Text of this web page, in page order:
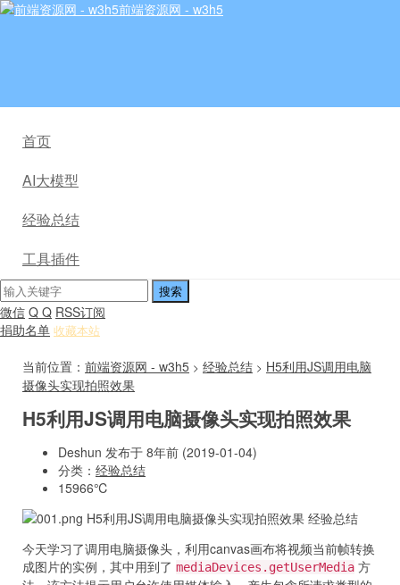
前端资源网 - w3h5
首页
AI大模型
经验总结
工具插件
微信 Q Q RSS订阅
捐助名单 收藏本站
当前位置： 前端资源网 - w3h5 > 经验总结 > H5利用JS调用电脑
摄像头实现拍照效果
H5利用JS调用电脑摄像头实现拍照效果
Deshun 发布于 8年前 (2019-01-04)
分类： 经验总结
15966℃
今天学习了调用电脑摄像头，利用canvas画布将视频当前帧转换
成图片的实例，其中用到了 mediaDevices.getUserMedia 方